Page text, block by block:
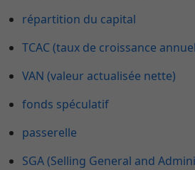
répartition du capital
TCAC (taux de croissance
VAN (valeur actualisée nette)
fonds spéculatif
passerelle
SGA (Selling General and